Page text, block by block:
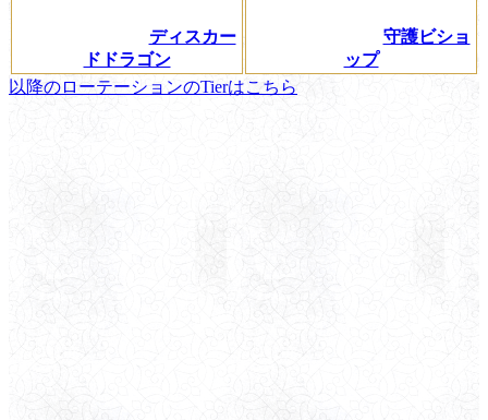
ディスカー
ドドラゴン
守護ビショ
ップ
以降のローテーションのTierはこちら